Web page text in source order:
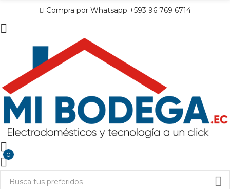
Compra por Whatsapp +593 96 769 6714
0